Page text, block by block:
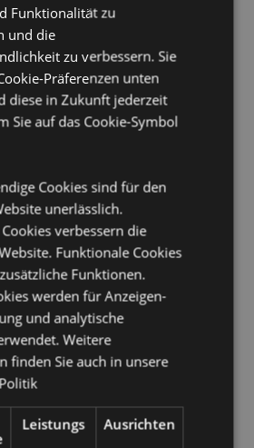
Katze 3D PVC-Schlüsselanhänger
Metall (Edelstahl)
Anlass:Halloween
über den Einkauf bei Puckator
Breite 2.5cm Tiefe 3cm
Funktionalität zu
und die
zu verbessern. Sie
Präferenzen unten
diese in Zukunft jederzeit
Sie auf das Cookie-Symbol
Cookies sind für den
unerlässlich.
verbessern die
Funktionale Cookies
Funktionen.
werden für Anzeigen-
und analytische
Weitere
finden Sie auch in unsere
Leistungs Ausrichten